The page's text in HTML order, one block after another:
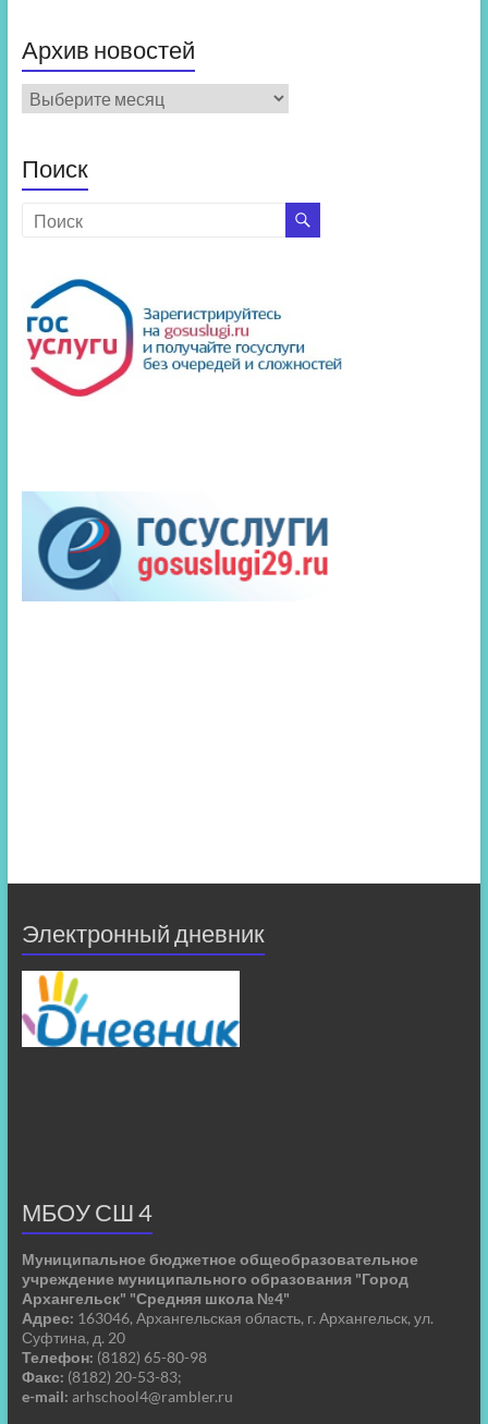
Архив новостей
Архив
новостей
Поиск
Электронный дневник
МБОУ СШ 4
Муниципальное бюджетное общеобразовательное
учреждение муниципального образования "Город
Архангельск" "Средняя школа №4"
Адрес: 163046, Архангельская область, г. Архангельск, ул.
Суфтина, д. 20
Телефон: (8182) 65-80-98
Факс: (8182) 20-53-83;
e-mail: arhschool4@rambler.ru